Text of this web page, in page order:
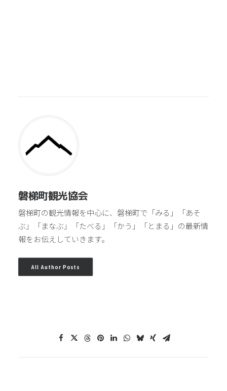
磐梯町観光協会
磐梯町の観光情報を中心に、磐梯町で「みる」「あそ
ぶ」「まなぶ」「たべる」「かう」「とまる」の最新情
報をお伝えしていきます。
All Author Posts